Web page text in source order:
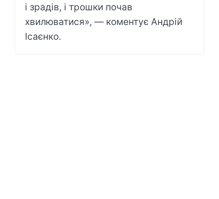
і зрадів, і трошки почав
хвилюватися», — коментує Андрій
Ісаєнко.